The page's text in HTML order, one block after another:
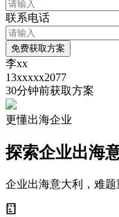
联系电话
免费获取方案
李xx
13xxxxx2077
30分钟前获取方案
更懂出海企业
探索企业出海
企业出海意大利，难